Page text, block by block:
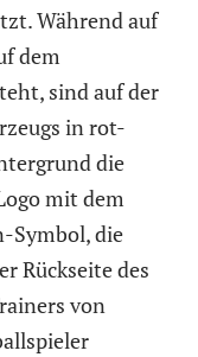
Während auf
dem
sind auf der
in rot-
die
mit dem
Symbol, die
Rückseite des
von